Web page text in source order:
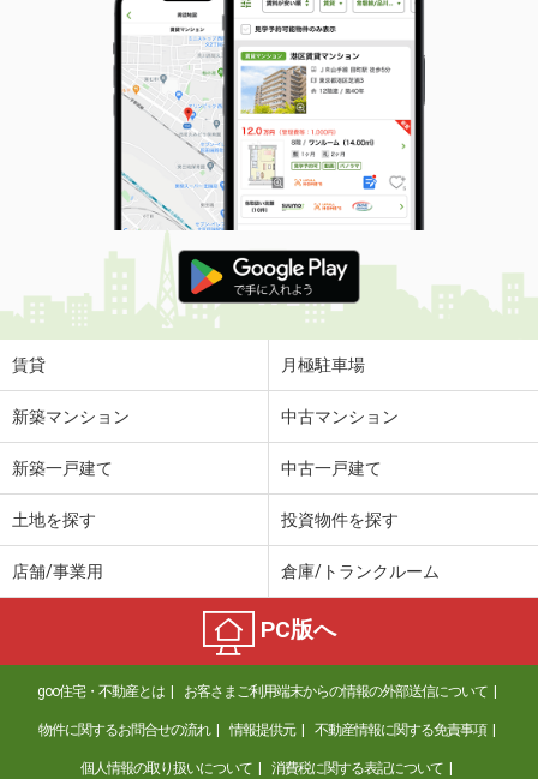
福岡県福岡市博多区吉塚５
価 格
6.20万円
住 所
福岡県福岡市博多区吉塚５
専有面積 24.19m²
間取り
1K
福岡県福岡市東区唐原７丁目
価 格
5.70万円
住 所
福岡県福岡市東区唐原７丁目
専有面積
福岡県筑紫野市原田３
4.90万円
福岡県八女市稲富
4.15万円
住 所
福岡県八女市稲富
専有面積 42.8m²
間取り
1LDK
福岡県八女市前古賀
賃貸 月極駐車場
新築マンション 中古マンション
新築一戸建て 中古一戸建て
土地を探す 投資物件を探す
店舗/事業用 倉庫/トランクルーム
PC版へ
goo住宅・不動産とは お客さまご利用端末からの情報の外部送信について
物件に関するお問合せの流れ 情報提供元 不動産情報に関する免責事項
個人情報の取り扱いについて 消費税に関する表記について